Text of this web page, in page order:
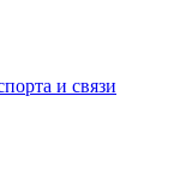
и связи